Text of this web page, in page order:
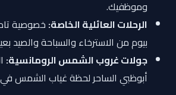
وموظفيك.
الرحلات العائلية الخاصة:خصوصية تامة
بيوم من الاسترخاء والسباحة والصيد
جولات غروب الشمس الرومانسية:
أبوظبي الساحر لحظة غياب الشمس في